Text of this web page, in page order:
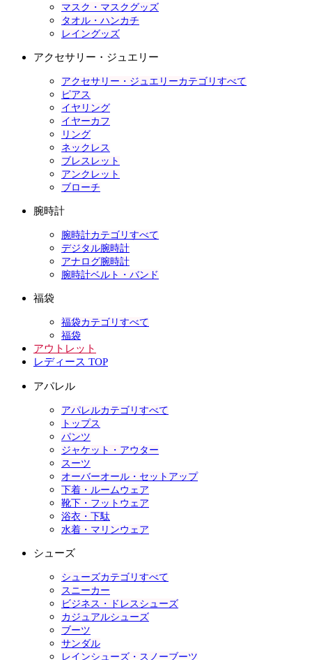
マスク・マスクグッズ
タオル・ハンカチ
レイングッズ
アクセサリー・ジュエリー
アクセサリー・ジュエリーカテゴリすべて
ピアス
イヤリング
イヤーカフ
リング
ネックレス
ブレスレット
アンクレット
ブローチ
腕時計
腕時計カテゴリすべて
デジタル腕時計
アナログ腕時計
腕時計ベルト・バンド
福袋
福袋カテゴリすべて
福袋
アウトレット
レディース TOP
アパレル
アパレルカテゴリすべて
トップス
パンツ
ジャケット・アウター
スーツ
オーバーオール・セットアップ
下着・ルームウェア
靴下・フットウェア
浴衣・下駄
水着・マリンウェア
シューズ
シューズカテゴリすべて
スニーカー
ビジネス・ドレスシューズ
カジュアルシューズ
ブーツ
サンダル
レインシューズ・スノーブーツ